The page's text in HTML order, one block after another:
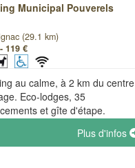
Municipal Pouverels
(29.1 km)
119 €
au calme, à 2 km du centre
Eco-lodges, 35
et gîte d'étape.
Plus d'infos